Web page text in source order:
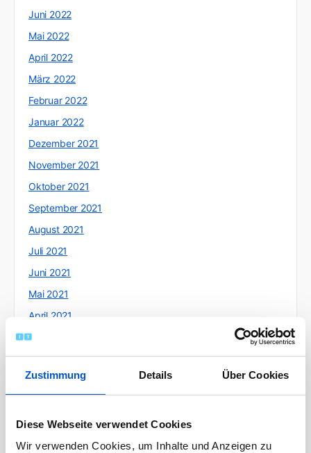
Zustimmung Details Über Cookies
Diese Webseite verwendet Cookies
Wir verwenden Cookies, um Inhalte und Anzeigen zu
Juni 2022
Mai 2022
April 2022
März 2022
Februar 2022
Januar 2022
Dezember 2021
November 2021
Oktober 2021
September 2021
August 2021
Juli 2021
Juni 2021
Mai 2021
April 2021
März 2021
Februar 2021
Januar 2021
November 2020
Oktober 2020